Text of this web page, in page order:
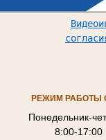
РЕЖИМ РАБОТЫ
Понедельник-
8:00-17:00